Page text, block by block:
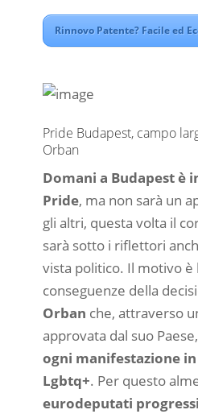
Rinnovo Patente? Facile ed
Pride Budapest, campo
Orban
Domani a Budapest è
Pride, ma non sarà un
gli altri, questa volta il
sarà sotto i riflettori
vista politico. Il motivo è
conseguenze della
Orban che, attraverso
approvata dal suo
ogni manifestazione
Lgbtq+. Per questo
eurodeputati